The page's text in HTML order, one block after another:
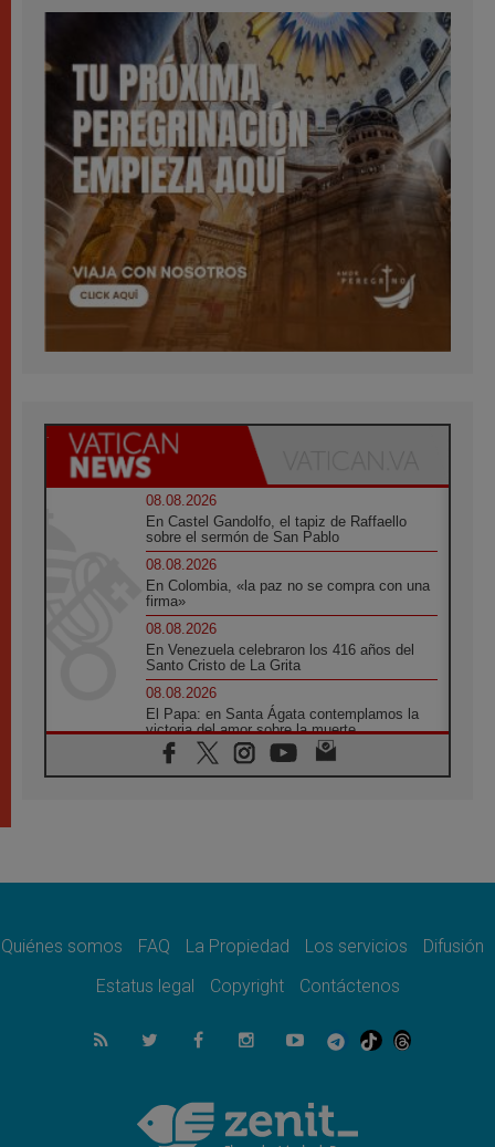
08.08.2026
En Castel Gandolfo, el tapiz de Raffaello
sobre el sermón de San Pablo
08.08.2026
En Colombia, «la paz no se compra con una
firma»
08.08.2026
En Venezuela celebraron los 416 años del
Santo Cristo de La Grita
08.08.2026
El Papa: en Santa Ágata contemplamos la
victoria del amor sobre la muerte
08.08.2026
León XIV visitará el Santuario de la Madre
07.08.2026
07.08.2026
el compromiso del cristiano"
La matanza de niños en Gaza no cesa: 300
muertos en 300 días
Tagle: La guerra desfigura el mundo, solo la
revelación de Dios lo transfigura
Quiénes somos FAQ La Propiedad Los servicios
Difusión
Estatus legal
Copyright Contáctenos